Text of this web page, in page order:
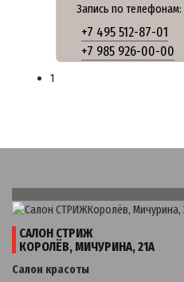
Запись по телефонам:
+7 495 512-87-01
+7 985 926-00-00
1
САЛОН СТРИЖ
КОРОЛЁВ, МИЧУРИНА, 21А
Салон красоты